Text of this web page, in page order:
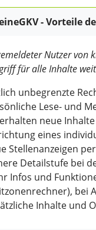
- Vorteile
Nutzer von
für alle Inhalte
unbegrenzte
Lese- und
neue
eines
Stellenanzeigen
Detailstufe bei
Infos und
bei
Inhalte und